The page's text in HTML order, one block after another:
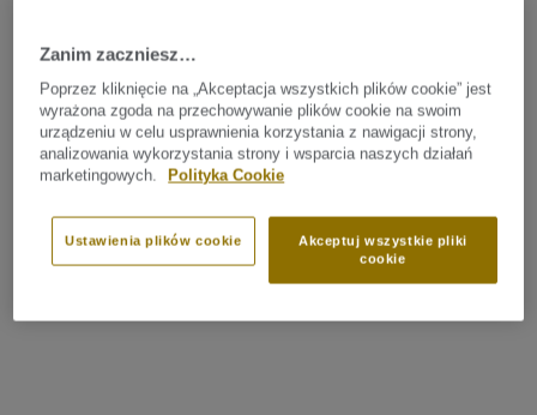
Całkowity ślad węglowy (recykling)
2.41 kg CO2/m2
ŚLAD WĘGLOWY MOJEGO PROJEKTU
Zanim zaczniesz…
Poprzez kliknięcie na „Akceptacja wszystkich plików cookie” jest
wyrażona zgoda na przechowywanie plików cookie na swoim
urządzeniu w celu usprawnienia korzystania z nawigacji strony,
analizowania wykorzystania strony i wsparcia naszych działań
marketingowych.
Polityka Cookie
Akceptuj wszystkie pliki
cookie
Ustawienia plików cookie